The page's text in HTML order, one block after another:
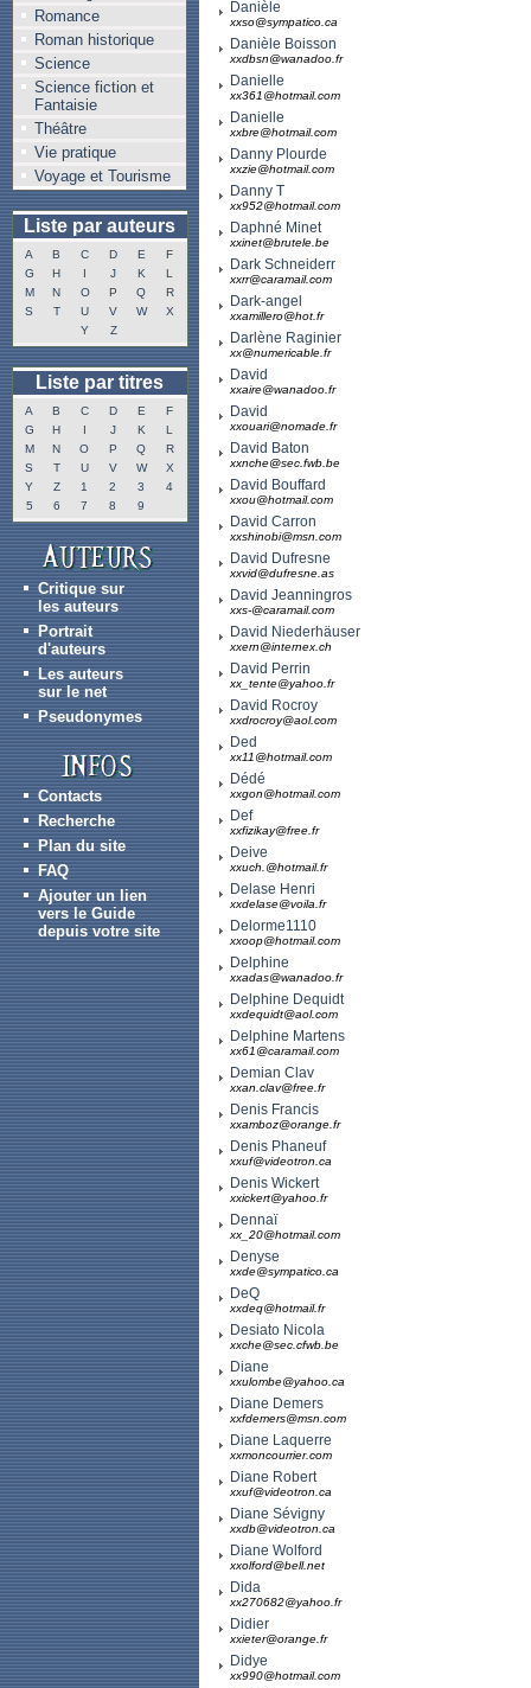
Romance
Roman historique
Science
Science fiction et
Fantaisie
Théâtre
Vie pratique
Voyage et Tourisme
Liste par auteurs
A B C D E
F
G
H I J K
L
M
N O P Q
R
S
T U V W
X
Y
Z
Liste par titres
A B C D E
F
G
H I J K
L
M
N O P Q
R
S
T U V W
X
Y
Z 1 2 3
4
5
6 7 8 9
Critique sur
les auteurs
Portrait
d'auteurs
Les auteurs
sur le net
Pseudonymes
Contacts
Recherche
Plan du site
FAQ
Ajouter un lien
vers le Guide
depuis votre site
Danièle
xxso@sympatico.ca
Danièle Boisson
xxdbsn@wanadoo.fr
Danielle
xx361@hotmail.com
Danielle
xxbre@hotmail.com
Danny Plourde
xxzie@hotmail.com
Danny T
xx952@hotmail.com
Daphné Minet
xxinet@brutele.be
Dark Schneiderr
xxrr@caramail.com
Dark-angel
xxamillero@hot.fr
Darlène Raginier
xx@numericable.fr
David
xxaire@wanadoo.fr
David
xxouari@nomade.fr
David Baton
xxnche@sec.fwb.be
David Bouffard
xxou@hotmail.com
David Carron
xxshinobi@msn.com
David Dufresne
xxvid@dufresne.as
David Jeanningros
xxs-@caramail.com
David Niederhäuser
xxern@internex.ch
David Perrin
xx_tente@yahoo.fr
David Rocroy
xxdrocroy@aol.com
Ded
xx11@hotmail.com
Dédé
xxgon@hotmail.com
Def
xxfizikay@free.fr
Deive
xxuch.@hotmail.fr
Delase Henri
xxdelase@voila.fr
Delorme1110
xxoop@hotmail.com
Delphine
xxadas@wanadoo.fr
Delphine Dequidt
xxdequidt@aol.com
Delphine Martens
xx61@caramail.com
Demian Clav
xxan.clav@free.fr
Denis Francis
xxamboz@orange.fr
Denis Phaneuf
xxuf@videotron.ca
Denis Wickert
xxickert@yahoo.fr
Dennaï
xx_20@hotmail.com
Denyse
xxde@sympatico.ca
DeQ
xxdeq@hotmail.fr
Desiato Nicola
xxche@sec.cfwb.be
Diane
xxulombe@yahoo.ca
Diane Demers
xxfdemers@msn.com
Diane Laquerre
xxmoncourrier.com
Diane Robert
xxuf@videotron.ca
Diane Sévigny
xxdb@videotron.ca
Diane Wolford
xxolford@bell.net
Dida
xx270682@yahoo.fr
Didier
xxieter@orange.fr
Didye
xx990@hotmail.com